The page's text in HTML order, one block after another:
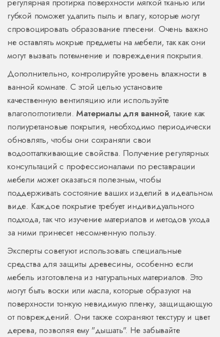
регулярная протирка поверхности мягкой тканью или
губкой поможет удалить пыль и влагу, которые могут
спровоцировать образование плесени. Очень важно
не оставлять мокрые предметы на мебели, так как они
могут вызвать потемнение и повреждения покрытия.
Дополнительно, контролируйте уровень влажности в
ванной комнате. С этой целью установите
качественную вентиляцию или используйте
влагопоглотители.Материалы для ванной, такие как
полиуретановые покрытия, необходимо периодически
обновлять, чтобы они сохраняли свои
водоотталкивающие свойства. Получение регулярных
консультаций с профессионалами по реставрации
мебели может оказаться полезным, чтобы
поддерживать состояние ваших изделий в идеальном
виде. Каждое покрытие требует индивидуального
подхода, так что изучение материалов и методов ухода
за ними принесет несомненную пользу.
Эксперты советуют использовать специальные
средства для защиты древесины, особенно если
мебель изготовлена из натуральных материалов. Это
могут быть воски или масла, которые образуют на
поверхности тонкую невидимую пленку, защищающую
от повреждений. Они также сохраняют текстуру и цвет
дерева, позволяя ему "дышать". Не забывайте